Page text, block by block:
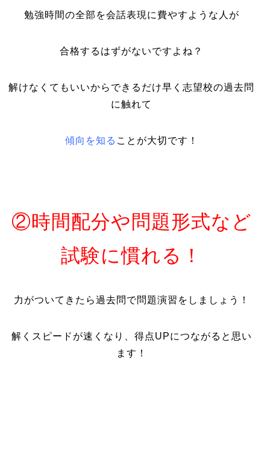
勉強時間の全部を会話表現に費やすような人が
合格するはずがないですよね？
解けなくてもいいからできるだけ早く志望校の過去問
に触れて
傾向を知る ことが大切です！
②時間配分や問題形式など
試験に慣れる！
力がついてきたら過去問で問題演習をしましょう！
解くスピードが速くなり、得点UPにつながると思い
ます！